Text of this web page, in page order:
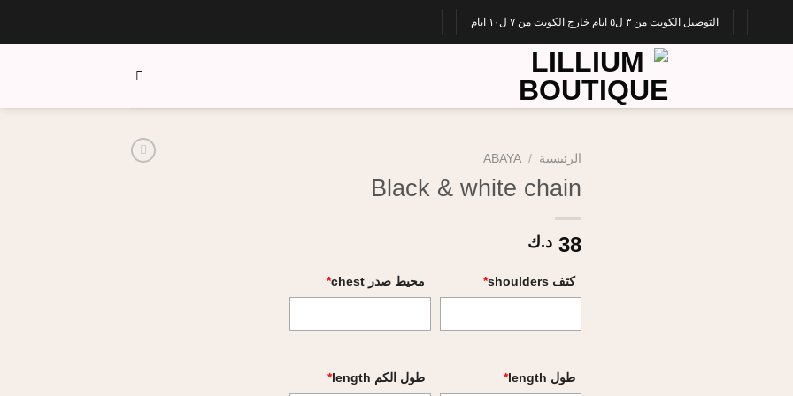
التوصيل الكويت من ٣ ل٥ ايام خارج الكويت من ٧ ل١٠ ايام
الرئيسية /
ABAYA
Black & white chain
38 د.ك
محيط صدر chest * كتف shoulders *
طول الكم length * طول length *